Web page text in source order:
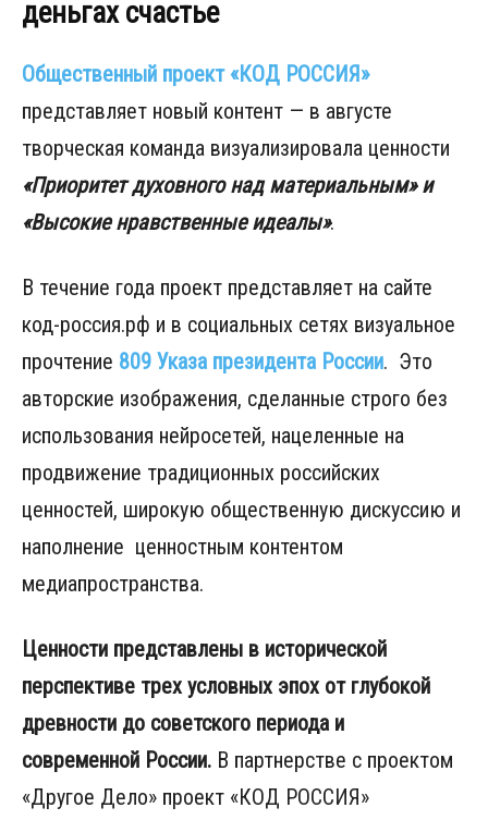
деньгах счастье
Общественный проект «КОД РОССИЯ»
представляет новый контент — в августе
творческая команда визуализировала ценности
«Приоритет духовного над материальным» и
«Высокие нравственные идеалы».
В течение года проект представляет на сайте
код-россия.рф и в социальных сетях визуальное
прочтение 809 Указа президента России. Это
авторские изображения, сделанные строго без
использования нейросетей, нацеленные на
продвижение традиционных российских
ценностей, широкую общественную дискуссию и
наполнение ценностным контентом
медиапространства.
Ценности представлены в исторической
перспективе трех условных эпох от глубокой
древности до советского периода и
современной России. В партнерстве с проектом
«Другое Дело» проект «КОД РОССИЯ»